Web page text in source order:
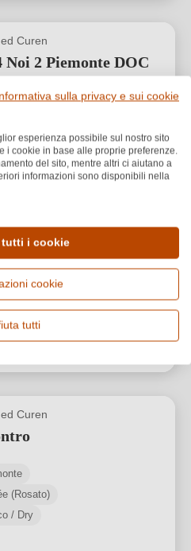
Curen
Noi 2 Piemonte DOC
DOC
/ Dry
€*
1
Curen
(Rosato)
/ Dry
sulla privacy e sui cookie
esperienza possibile sul nostro sito
i cookie in base alle proprie preferenze.
del sito, mentre altri ci aiutano a
informazioni sono disponibili nella
tutti i cookie
cookie
tutti